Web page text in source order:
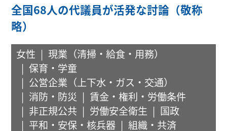
全国68人の代議員が活発な討論（敬称
略）
女性
現業（清掃・給食・用務）
保育・学童
公営企業（上下水・ガス・交通）
消防・防災
賃金・権利・労働条件
非正規公共
労働安全衛生
国政
平和・安保・核兵器
組織・共済